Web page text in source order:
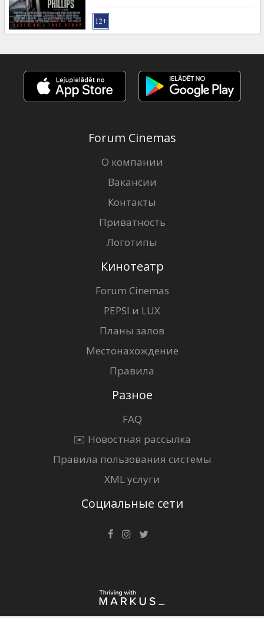
Forum Cinemas
О компании
Вакансии
Контакты
Приватность
Логотипы
Кинотеатр
Forum Cinemas
PEPSI и LUX
Планы залов
Местонахождение
Правила
Разное
FAQ
✉️ Новостная рассылка
Правила пользования системы
XML услуги
Социальные сети